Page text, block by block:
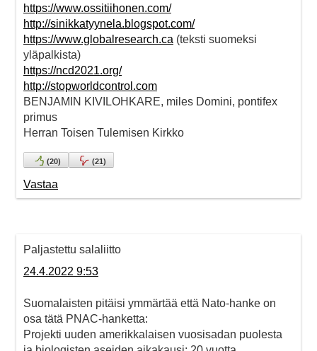
https://www.ossitiihonen.com/
http://sinikkatyynela.blogspot.com/
https://www.globalresearch.ca (teksti suomeksi
yläpalkista)
https://ncd2021.org/
http://stopworldcontrol.com
BENJAMIN KIVILOHKARE, miles Domini, pontifex
primus
Herran Toisen Tulemisen Kirkko
(20) (21)
Vastaa
Paljastettu salaliitto
24.4.2022 9:53
Suomalaisten pitäisi ymmärtää että Nato-hanke on
osa tätä PNAC-hanketta:
Projekti uuden amerikkalaisen vuosisadan puolesta